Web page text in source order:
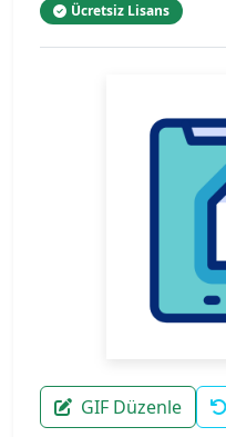
Ücretsiz Lisans
GIF Düzenle